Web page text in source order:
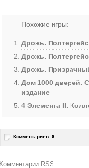
Похожие игры:
Дрожь.
Дрожь.
Дрожь.
Дом 1000 дверей.
издание
4 Элемента II.
Комментариев: 0
Комментарии RSS